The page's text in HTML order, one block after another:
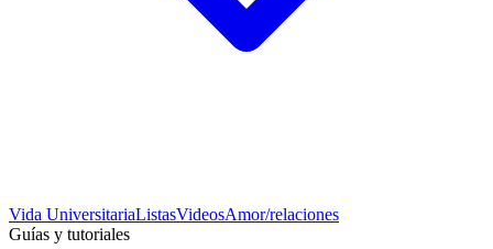
Vida UniversitariaListasVideosAmor/relaciones
Guías y tutoriales